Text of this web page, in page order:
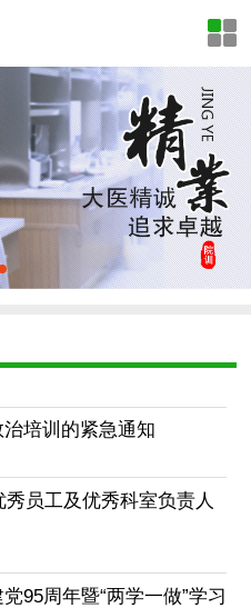
培训的紧急通知
员工及优秀科室负责人
95周年暨“两学一做”学习